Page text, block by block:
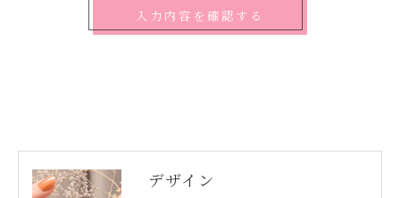
当社では、お客様の個人情報の開示･訂正･削除・利
用停止の手続を定めさせて頂いております。
きにつきましては、お電話でお問合せ下さい。
デザイン